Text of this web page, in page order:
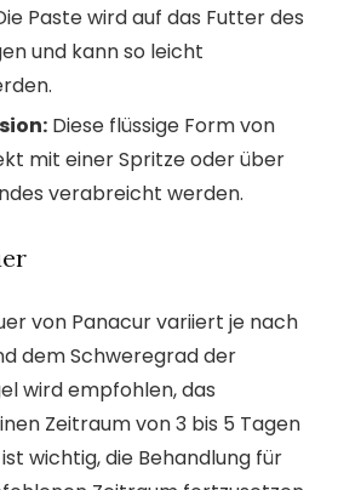
Paste wird auf das Futter des
und kann so leicht
Diese flüssige Form von
mit einer Spritze oder über
verabreicht werden.
von Panacur variiert je nach
dem Schweregrad der
wird empfohlen, das
Zeitraum von 3 bis 5 Tagen
wichtig, die Behandlung für